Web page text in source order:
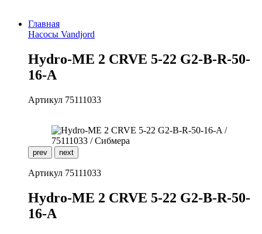
Главная
Насосы Vandjord
Hydro-ME 2 CRVE 5-22 G2-B-R-50-
16-A
Артикул 75111033
prev next
Артикул 75111033
Hydro-ME 2 CRVE 5-22 G2-B-R-50-
16-A